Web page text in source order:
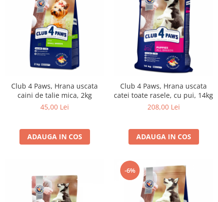
Club 4 Paws, Hrana uscata
caini de talie mica, 2kg
45,00 Lei
ADAUGA IN COS
Club 4 Paws, Hrana uscata
catei toate rasele, cu pui, 14kg
208,00 Lei
ADAUGA IN COS
-6%